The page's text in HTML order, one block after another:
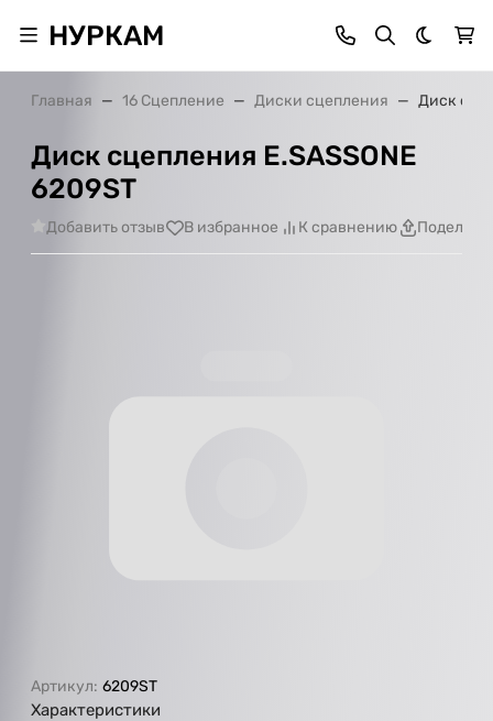
НУРКАМ Темная
Главная 16 Сцепление Диски сцепления Диск
Диск сцепления E.SASSONE
6209ST
Добавить отзыв В избранное К сравнению
Артикул: 6209ST
Характеристики